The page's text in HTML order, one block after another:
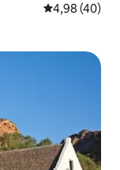
4,98 de uma
4,98 (40)